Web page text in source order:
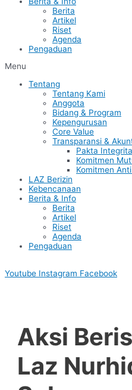
Berita
Artikel
Riset
Agenda
Pengaduan
Menu
Tentang
Tentang Kami
Anggota
Bidang & Program
Kepengurusan
Core Value
Transparansi &
Pakta
Komitmen
Komitmen
LAZ Berizin
Kebencanaan
Berita & Info
Berita
Artikel
Riset
Agenda
Pengaduan
Youtube Instagram Facebook
Aksi
Laz